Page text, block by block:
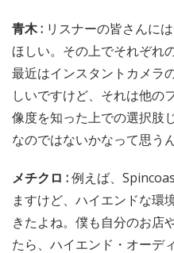
青木 : リスナーの皆さんに
ほしい。その上でそれぞれ
最近はインスタントカメラ
しいですけど、それは他の
像度を知った上での選択肢
なのではないかなって思う
メチクロ :例えば、
ますけど、ハイエンドな環
きたよね。僕も自分のお店
たら、ハイエンド・オーデ